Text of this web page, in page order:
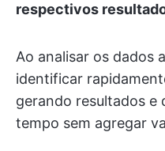
respectivos
Ao analisar os dados
identificar
gerando resultados e
tempo sem agregar